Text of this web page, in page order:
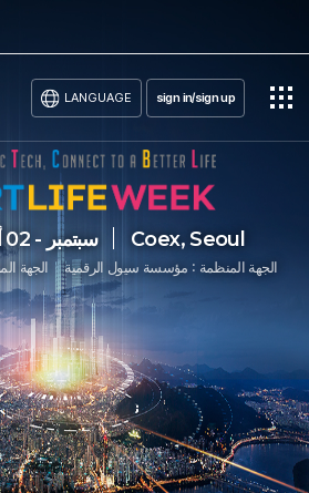
LANGUAGE sign in/sign up
2025 30 سبتمبر - 02 أكتوبر Coex, Seoul
الجهة الجهة المنظمة : مؤسسة سيول الرقمية